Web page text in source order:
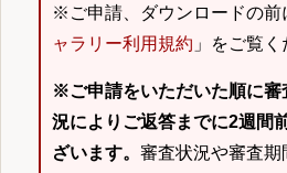
※ご申請、ダウンロードの前
ャラリー利用規約 」をご覧く
※ご申請をいただいた順に審
況によりご返答までに2週間
ざいます。 審査状況や審査